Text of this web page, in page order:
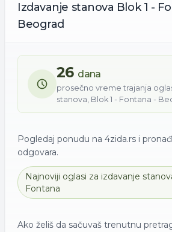
Izdavanje stanova Blok 1 -
Beograd
26 dana
prosečno vreme trajanja
stanova, Blok 1 - Fontana -
Pogledaj ponudu na 4zida.rs i
odgovara.
Najnoviji oglasi za izdavanje
Fontana
Ako želiš da sačuvaš trenutnu